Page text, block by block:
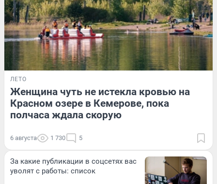
ЛЕТО
Женщина чуть не истекла кровью на
Красном озере в Кемерове, пока
полчаса ждала скорую
6 августа 1 730 5
За какие публикации в соцсетях вас
уволят с работы: список